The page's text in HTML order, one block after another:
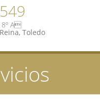
8º A
Toledo